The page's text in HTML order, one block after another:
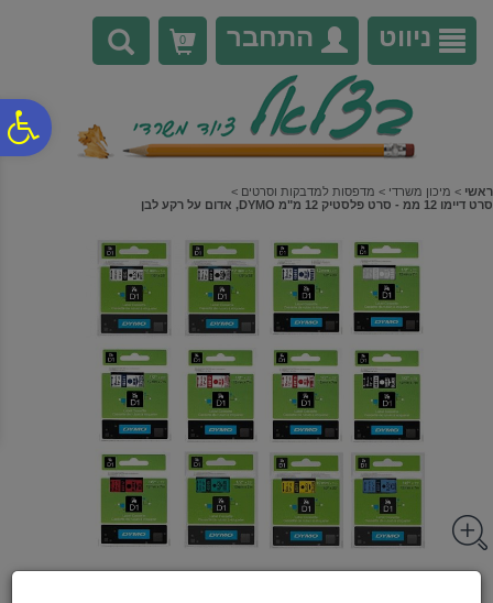
נגישות
אתר
המרכזי
ניווט התחבר 0
ראשי > מיכון משרדי > מדפסות למדבקות וסרטים >
סרט דיימו 12 ממ - סרט פלסטיק 12 מ"מ DYMO, אדום על רקע לבן